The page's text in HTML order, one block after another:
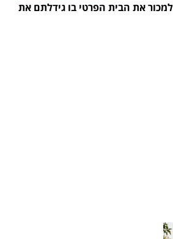
למכור את הבית הפרטי בו גידלתם את